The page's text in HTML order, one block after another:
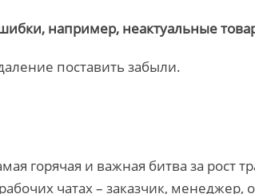
например, неактуальные
поставить забыли.
горячая и важная битва за рост
чатах – заказчик, менеджер,